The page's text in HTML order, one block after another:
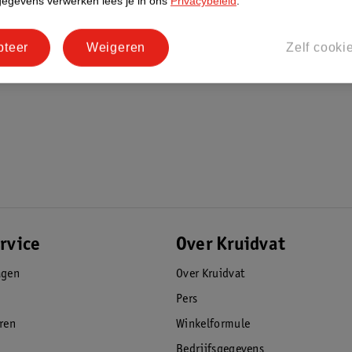
de instructies. Dit product is niet bestemd
henna kunnen leiden tot een
Over Kruidvat
Over Kruidvat
Pers
Winkelformule
Zelf
Weigeren